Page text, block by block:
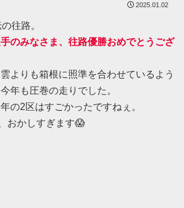
2025.01.02
往路。
のみなさま、往路優勝おめでとうござ
よりも箱根に照準を合わせているよう
年も圧巻の走りでした。
の2区はすごかったですねぇ。
おかしすぎます😱